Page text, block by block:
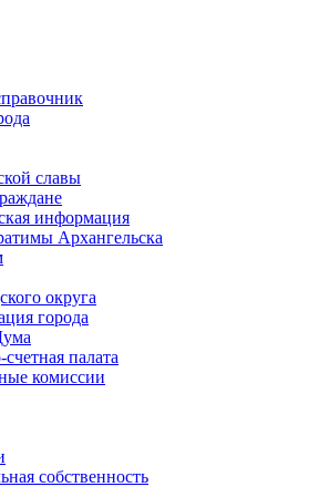
славы
информация
Архангельска
округа
города
палата
комиссии
собственность